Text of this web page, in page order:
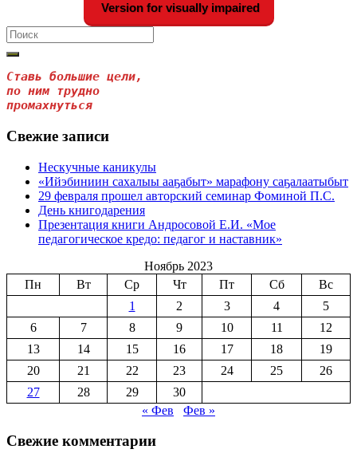
Version for visually impaired
Search
for:
Ставь большие цели,
по ним трудно
промахнуться
Свежие записи
Нескучные каникулы
«Ийэбиниин сахалыы ааҕабыт» марафону саҕалаатыбыт
29 февраля прошел авторский семинар Фоминой П.С.
День книгодарения
Презентация книги Андросовой Е.И. «Мое
педагогическое кредо: педагог и наставник»
Ноябрь 2023
Пн
Вт Ср Чт Пт Сб
Вс
1
2 3 4
5
6
7 8 9 10 11
12
13
14 15 16 17 18
19
20
21 22 23 24 25
26
27
28 29
30
« Фев
Фев »
Свежие комментарии